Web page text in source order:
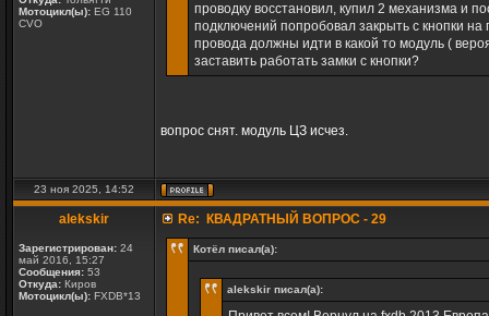
Мотоцикл(ы): EG 110
CVO
проводку восстановил, купил 2 механизма и
подключений попробовал закрыть с кнопки
провода должны идти в какой то модуль (
заставить работать замки с кнопки?
вопрос снят. модуль ЦЗ исчез.
23 ноя 2025, 14:52
alekskir
Зарегистрирован: 24
май 2016, 15:27
Сообщения: 53
Откуда: Киров
Мотоцикл(ы): FXDB*13
Re: КВАДРАТНЫЙ ВОПРОС - 29
Котёл писал(а):
alekskir писал(а):